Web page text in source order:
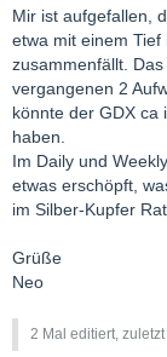
Mir ist aufgefallen,
etwa mit einem
zusammenfällt.
vergangenen 2
könnte der GDX ca
haben.
Im Daily und
etwas erschöpft,
im Silber-Kupfer
Grüße
Neo
2 Mal editiert, zuletzt